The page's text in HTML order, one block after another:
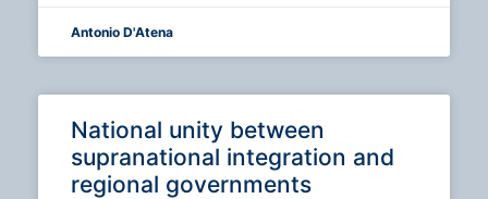
Antonio D'Atena
National unity between
supranational integration and
regional governments